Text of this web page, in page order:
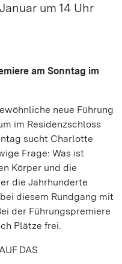
um 14 Uhr
am Sonntag im
neue Führung
im Residenzschloss
sucht Charlotte
Frage: Was ist
Körper und die
die Jahrhunderte
diesem Rundgang mit
der Führungspremiere
Plätze frei.
DAS